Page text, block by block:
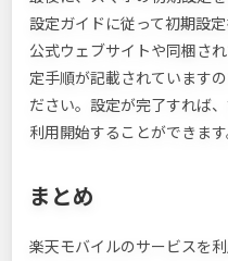
設定ガイドに従って初期設
公式ウェブサイトや同梱さ
定手順が記載されています
ださい。設定が完了すれば
利用開始することができます
まとめ
楽天モバイルのサービスを